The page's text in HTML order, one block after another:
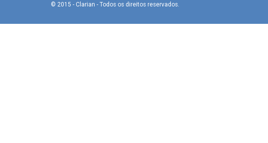
© 2015 - Clarian - Todos os direitos reservados.